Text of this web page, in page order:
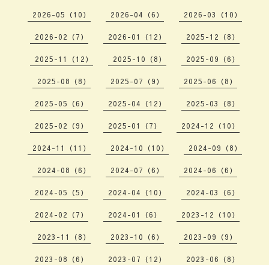
2026-05（10） 2026-04（6） 2026-03（10）
2026-02（7） 2026-01（12） 2025-12（8）
2025-11（12） 2025-10（8） 2025-09（6）
2025-08（8） 2025-07（9） 2025-06（8）
2025-05（6） 2025-04（12） 2025-03（8）
2025-02（9） 2025-01（7） 2024-12（10）
2024-11（11） 2024-10（10） 2024-09（8）
2024-08（6） 2024-07（6） 2024-06（6）
2024-05（5） 2024-04（10） 2024-03（6）
2024-02（7） 2024-01（6） 2023-12（10）
2023-11（8） 2023-10（6） 2023-09（9）
2023-08（6） 2023-07（12） 2023-06（8）